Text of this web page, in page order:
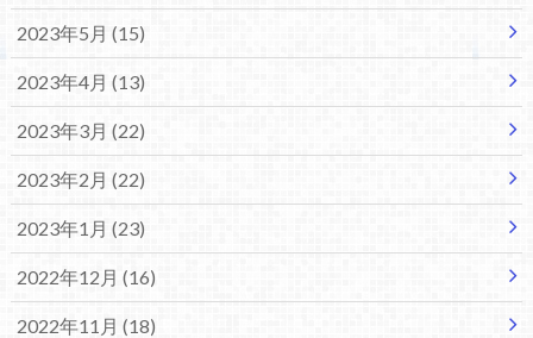
2023年5月 (15)
2023年4月 (13)
2023年3月 (22)
2023年2月 (22)
2023年1月 (23)
2022年12月 (16)
2022年11月 (18)